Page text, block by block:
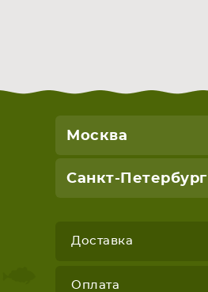
Москва
Санкт-Петербург
Доставка
Оплата